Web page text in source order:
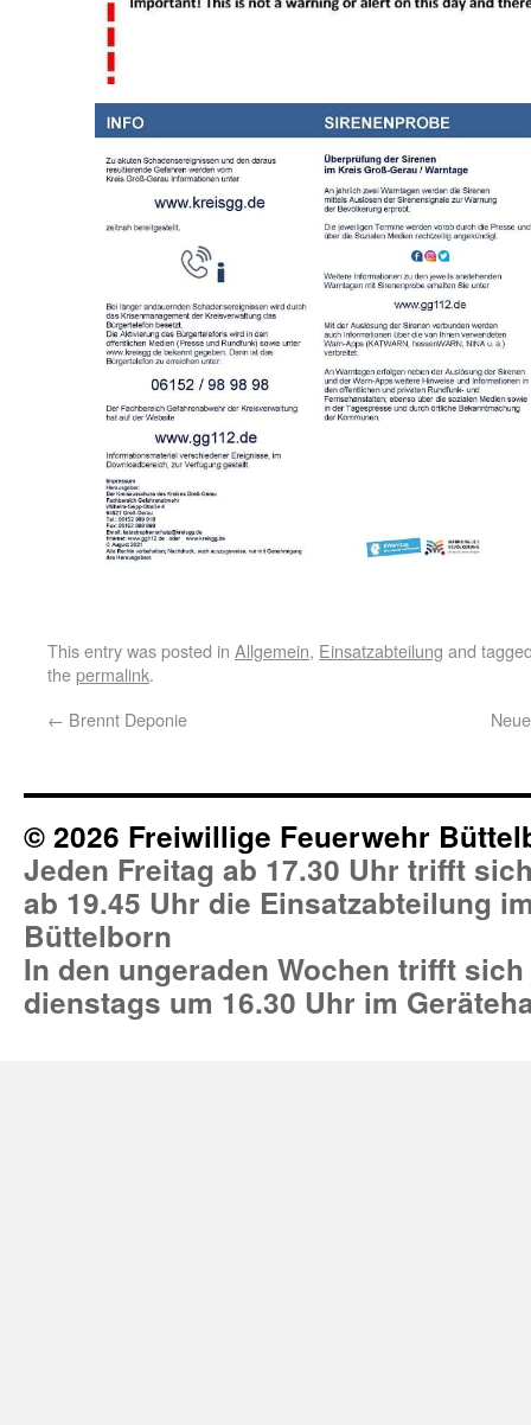
This entry was posted in Allgemein, Einsatzabteilung and
thepermalink.
← Brennt Deponie
© 2026 Freiwillige Feuerwehr
Jeden Freitag ab 17.30 Uhr trifft
ab 19.45 Uhr die Einsatzabteilung
Büttelborn
In den ungeraden Wochen trifft
dienstags um 16.30 Uhr im